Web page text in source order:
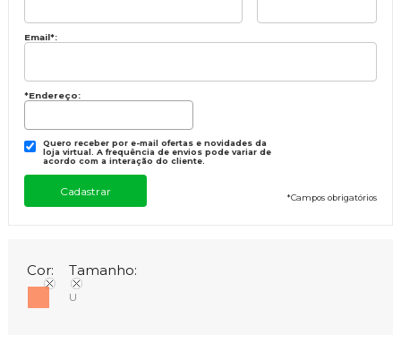
Email*:
*Endereço:
Quero receber por e-mail ofertas e novidades da
loja virtual. A frequência de envios pode variar de
acordo com a interação do cliente.
*Campos obrigatórios
Cor: Tamanho:
U